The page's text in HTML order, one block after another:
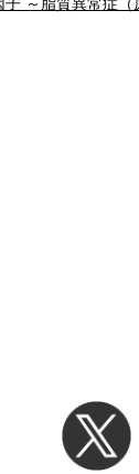
子 ～脂質異常症